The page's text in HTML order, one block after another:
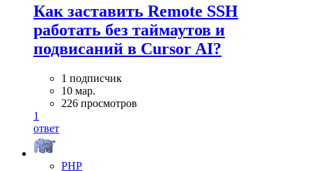
Как заставить Remote SSH
работать без таймаутов и
подвисаний в Cursor AI?
1 подписчик
10 мар.
226 просмотров
1
ответ
PHP